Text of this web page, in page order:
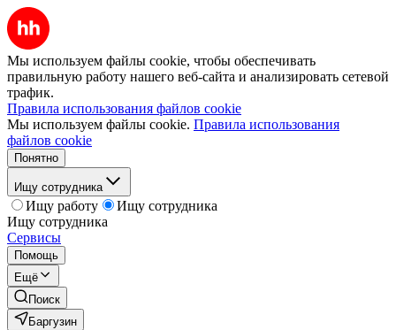
Мы используем файлы cookie, чтобы обеспечивать
правильную работу нашего веб-сайта и анализировать сетевой
трафик.
Правила использования файлов cookie
Мы используем файлы cookie. Правила использования
файлов cookie
Понятно
Ищу сотрудника
Ищу работу
Ищу сотрудника
Ищу сотрудника
Сервисы
Помощь
Ещё
Поиск
Баргузин